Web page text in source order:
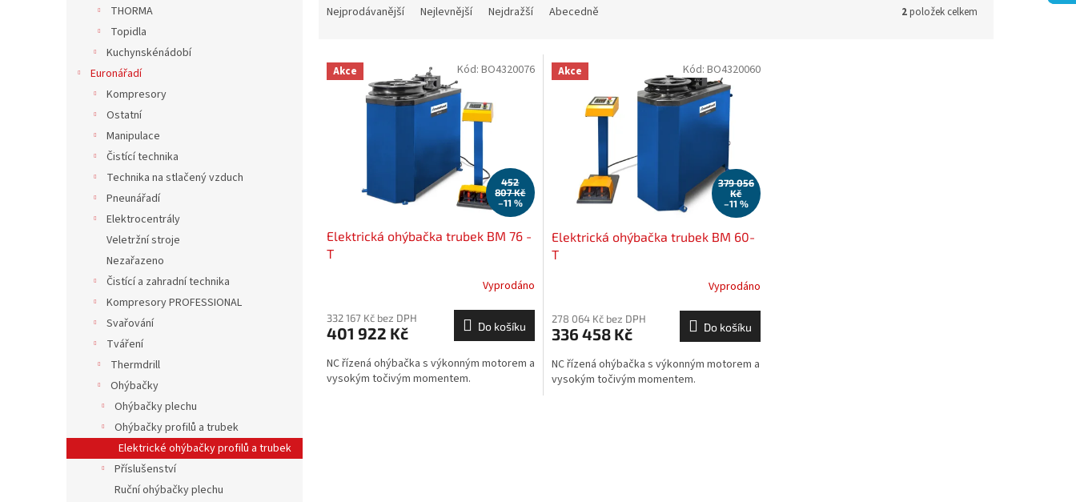
THORMA
Topidla
Kuchynskénádobí
Euronářadí
Kompresory
Ostatní
Manipulace
Čistící technika
Technika na stlačený vzduch
Pneunářadí
Elektrocentrály
Veletržní stroje
Nezařazeno
Čistící a zahradní technika
Kompresory PROFESSIONAL
Svařování
Tváření
Thermdrill
Ohýbačky
Ohýbačky plechu
Ohýbačky profilů a trubek
Elektrické ohýbačky profilů a trubek
Příslušenství
Ruční ohýbačky plechu
n
Nejprodávanější Nejlevnější Nejdražší Abecedně 2položek celkem
V Akce
452
807 Kč
–11 %
Elektrická ohýbačka trubek BM 76 -
T
Vyprodáno
332 167 Kč bez DPH
401 922 Kč Do košíku
NC řízená ohýbačka s výkonným motorem a
vysokým točivým momentem.
Kód: BO4320076 Akce
379 056
Kč
–11 %
Elektrická ohýbačka trubek BM 60-
T
Vyprodáno
278 064 Kč bez DPH
336 458 Kč Do košíku
NC řízená ohýbačka s výkonným motorem a
vysokým točivým momentem.
Kód: BO4320060